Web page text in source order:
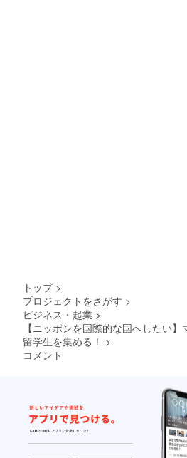
トップ >
プロジェクトをさがす >
ビジネス・起業 >
【ニッポンを国際的な国へしたい
留学生を集める！ >
コメント